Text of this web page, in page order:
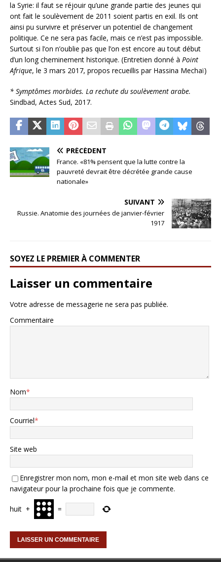
la Syrie: il faut se réjouir qu’une grande partie des jeunes qui
ont fait le soulèvement de 2011 soient partis en exil. Ils ont
ainsi pu survivre et préserver un potentiel de changement
politique. Ce ne sera pas facile, mais ce n’est pas impossible.
Surtout si l’on n’oublie pas que l’on est encore au tout début
d’un long cheminement historique. (Entretien donné à Point
Afrique, le 3 mars 2017, propos recueillis par Hassina Mechaï)
* Symptômes morbides. La rechute du soulèvement arabe.
Sindbad, Actes Sud, 2017.
PRÉCÉDENT
France. «81% pensent que la lutte contre la
pauvreté devrait être décrétée grande cause
nationale»
SUIVANT
Russie. Anatomie des journées de janvier-février
1917
SOYEZ LE PREMIER À COMMENTER
Laisser un commentaire
Votre adresse de messagerie ne sera pas publiée.
Commentaire
Nom*
Courriel*
Site web
Enregistrer mon nom, mon e-mail et mon site web dans ce
navigateur pour la prochaine fois que je commente.
huit + =